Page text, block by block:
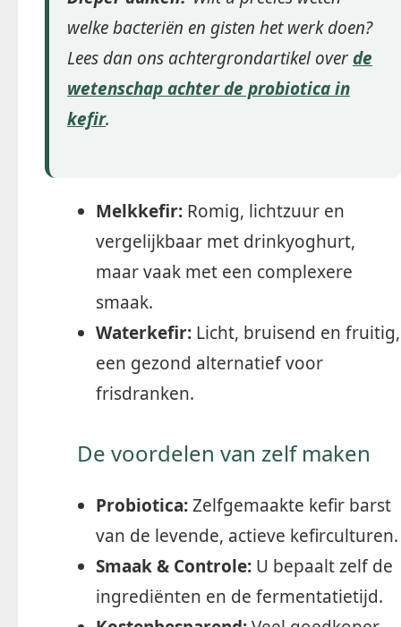
welke bacteriën en gisten het werk doen?
Lees dan ons achtergrondartikel overde
wetenschap achter de probiotica in
kefir.
Melkkefir: Romig, lichtzuur en
vergelijkbaar met drinkyoghurt,
maar vaak met een complexere
smaak.
Waterkefir: Licht, bruisend en fruitig,
een gezond alternatief voor
frisdranken.
De voordelen van zelf maken
Probiotica:Zelfgemaakte kefir barst
van de levende, actieve kefirculturen.
Smaak & Controle: U bepaalt zelf de
ingrediënten en de fermentatietijd.